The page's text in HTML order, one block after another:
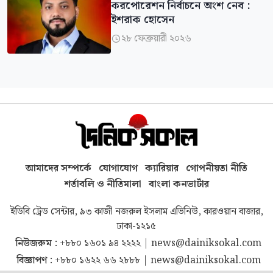
করপোরেশন নির্বাচনে অংশ নেব :
ইশরাক হোসেন
২৮ ফেব্রুয়ারী ২০২৬
আমাদের সম্পর্কে যোগাযোগ ক্যারিয়ার গোপনীয়তা নীতি
শর্তাবলি ও নীতিমালা বাংলা কনভার্টার
ইডিবি ট্রেড সেন্টার, ৯৩ কাজী নজরুল ইসলাম এভিনিউ, কারওয়ান বাজার,
ঢাকা-১২১৫
নিউজরুম : +৮৮০ ১৬০১ ৯৪ ২২২২| news@dainiksokal.com
বিজ্ঞাপণ : +৮৮০ ১৬২২ ৬৬ ২৮৮৮| news@dainiksokal.com